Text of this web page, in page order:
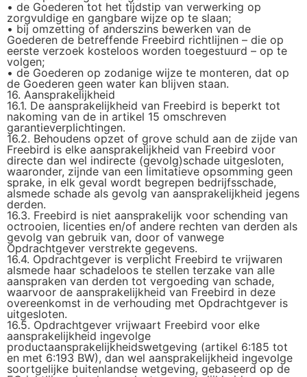
• de Goederen tot het tijdstip van verwerking op
zorgvuldige en gangbare wijze op te slaan;
• bij omzetting of anderszins bewerken van de
Goederen de betreffende Freebird richtlijnen – die op
eerste verzoek kosteloos worden toegestuurd – op te
volgen;
• de Goederen op zodanige wijze te monteren, dat op
de Goederen geen water kan blijven staan.
16. Aansprakelijkheid
16.1. De aansprakelijkheid van Freebird is beperkt tot
nakoming van de in artikel 15 omschreven
garantieverplichtingen.
16.2. Behoudens opzet of grove schuld aan de zijde van
Freebird is elke aansprakelijkheid van Freebird voor
directe dan wel indirecte (gevolg)schade uitgesloten,
waaronder, zijnde van een limitatieve opsomming geen
sprake, in elk geval wordt begrepen bedrijfsschade,
alsmede schade als gevolg van aansprakelijkheid jegens
derden.
16.3. Freebird is niet aansprakelijk voor schending van
octrooien, licenties en/of andere rechten van derden als
gevolg van gebruik van, door of vanwege
Opdrachtgever verstrekte gegevens.
16.4. Opdrachtgever is verplicht Freebird te vrijwaren
alsmede haar schadeloos te stellen terzake van alle
aanspraken van derden tot vergoeding van schade,
waarvoor de aansprakelijkheid van Freebird in deze
overeenkomst in de verhouding met Opdrachtgever is
uitgesloten.
16.5. Opdrachtgever vrijwaart Freebird voor elke
aansprakelijkheid ingevolge
productaansprakelijkheidswetgeving (artikel 6:185 tot
en met 6:193 BW), dan wel aansprakelijkheid ingevolge
soortgelijke buitenlandse wetgeving, gebaseerd op de